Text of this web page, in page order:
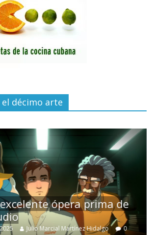
décimo arte
ópera prima de
Julio Marcial Martínez Hidalgo 0